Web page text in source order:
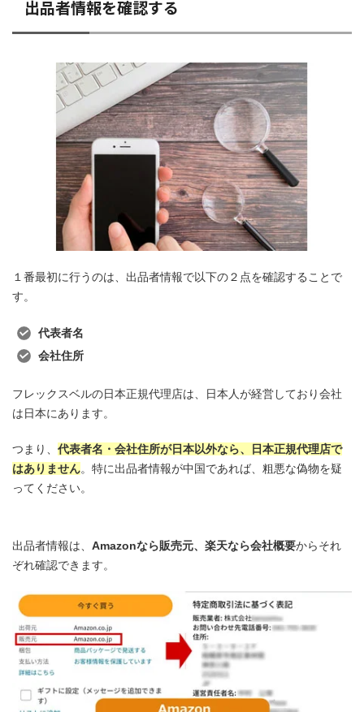
出品者情報を確認する
１番最初に行うのは、出品者情報で以下の２点を確認することで
す。
代表者名
会社住所
フレックスベルの日本正規代理店は、日本人が経営しており会社
は日本にあります。
つまり、 代表者名・会社住所が日本以外なら、日本正規代理店で
はありません。特に出品者情報が中国であれば、粗悪な偽物を疑
ってください。
出品者情報は、 Amazonなら販売元、楽天なら会社概要からそれ
ぞれ確認できます。